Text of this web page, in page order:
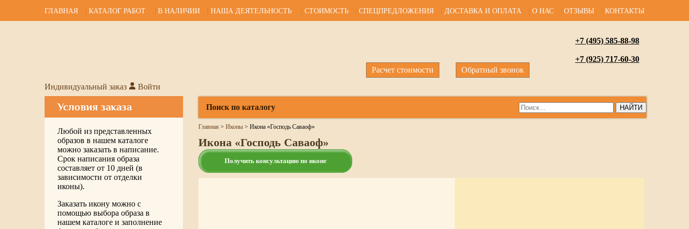
ГЛАВНАЯ КАТАЛОГ РАБОТ В НАЛИЧИИ НАША ДЕЯТЕЛЬНОСТЬ СТОИМОСТЬ СПЕЦПРЕДЛОЖЕНИЯ ДОСТАВКА И ОПЛАТА О НАС ОТЗЫВЫ КОНТАКТЫ
+7 (495) 585-88-98
+7 (925) 717-60-30
Индивидуальный заказ Войти
Расчет стоимости Обратный звонок
Условия заказа
Любой из представленных
образов в нашем каталоге
можно заказать в написание.
Срок написания образа
составляет от 10 дней (в
зависимости от отделки
иконы).
Заказать икону можно с
помощью выбора образа в
нашем каталоге и заполнение
Поиск по каталогу НАЙТИ
Главная > Иконы > Икона «Господь Саваоф»
Икона «Господь Саваоф»
Получить консультацию по иконе